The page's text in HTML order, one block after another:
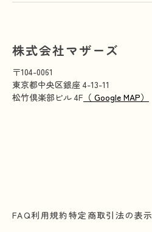
株式会社マザーズ
〒104-0061
東京都中央区銀座 4-13-11
松竹倶楽部ビル 4F （ Google MAP）
FAQ利用規約特定商取引法の表示